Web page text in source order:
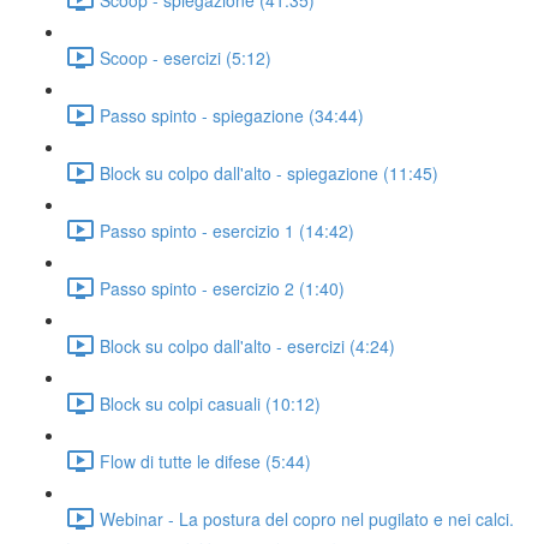
Scoop - esercizi (5:12)
Passo spinto - spiegazione (34:44)
Block su colpo dall'alto - spiegazione (11:45)
Passo spinto - esercizio 1 (14:42)
Passo spinto - esercizio 2 (1:40)
Block su colpo dall'alto - esercizi (4:24)
Block su colpi casuali (10:12)
Flow di tutte le difese (5:44)
Webinar - La postura del copro nel pugilato e nei calci.